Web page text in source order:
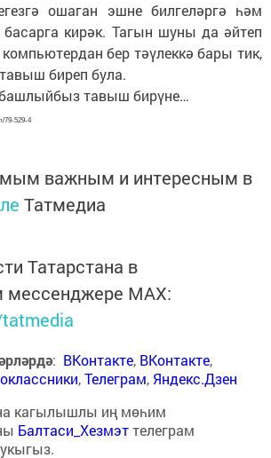
ошаган эшне билгеләргә һәм
басарга кирәк. Тагын шуны да әйтеп
компьютердан бер тәүлеккә бары тик,
биреп була.
башлыйбыз тавыш бирүне…
79-529-4
важным и интересным в
Татмедиа
Татарстана в
мессенджере MАХ:
: ВКонтакте, ВКонтакте,
,Телеграм, Яндекс.Дзен
кагылышлы иң мөһим
Балтаси_Хезмэттелеграм